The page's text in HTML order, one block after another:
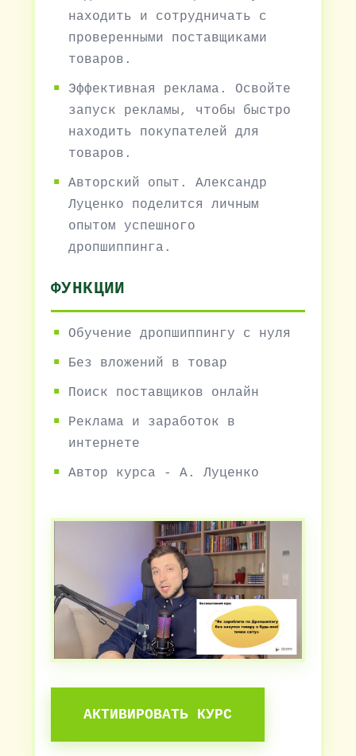
находить и сотрудничать с
проверенными поставщиками
товаров.
Эффективная реклама. Освойте
запуск рекламы, чтобы быстро
находить покупателей для
товаров.
Авторский опыт. Александр
Луценко поделится личным
опытом успешного
дропшиппинга.
ФУНКЦИИ
Обучение дропшиппингу с нуля
Без вложений в товар
Поиск поставщиков онлайн
Реклама и заработок в
интернете
Автор курса - А. Луценко
АКТИВИРОВАТЬ КУРС